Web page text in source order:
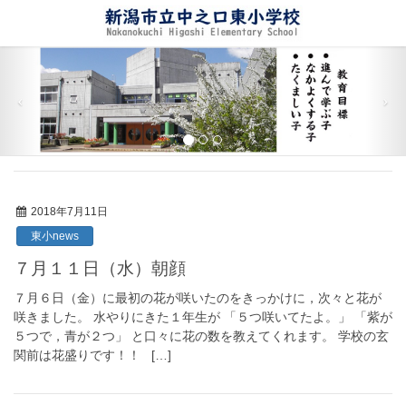
2018年7月11日
東小news
７月１１日（水）朝顔
７月６日（金）に最初の花が咲いたのをきっかけに，次々と花が
咲きました。 水やりにきた１年生が 「５つ咲いてたよ。」 「紫が
５つで，青が２つ」 と口々に花の数を教えてくれます。 学校の玄
関前は花盛りです！！ […]